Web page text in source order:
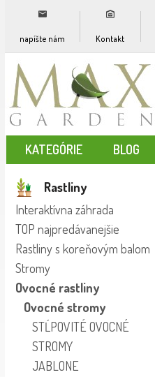
napíšte nám Kontakt
KATEGÓRIE BLOG
Rastliny
Interaktívna záhrada
TOP najpredávanejšie
Rastliny s koreňovým balom
Stromy
Ovocné rastliny
Ovocné stromy
STĹPOVITÉ OVOCNÉ
STROMY
JABLONE